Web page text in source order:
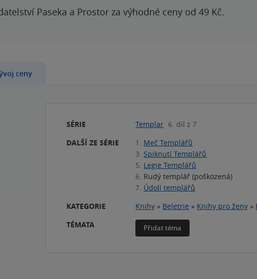
Paseka a Prostor za výhodné ceny od 49 Kč.
ceny
SÉRIE Templar 6. díl z 7
DALŠÍ ZE SÉRIE
1. Meč Templářů
3. Spiknutí Templářů
5. Legie Templářů
6. Rudý templář (poškozená)
7. Údolí templářů
KATEGORIE
Knihy » Beletrie » Knihy pro ženy »
TÉMATA
Přidat téma